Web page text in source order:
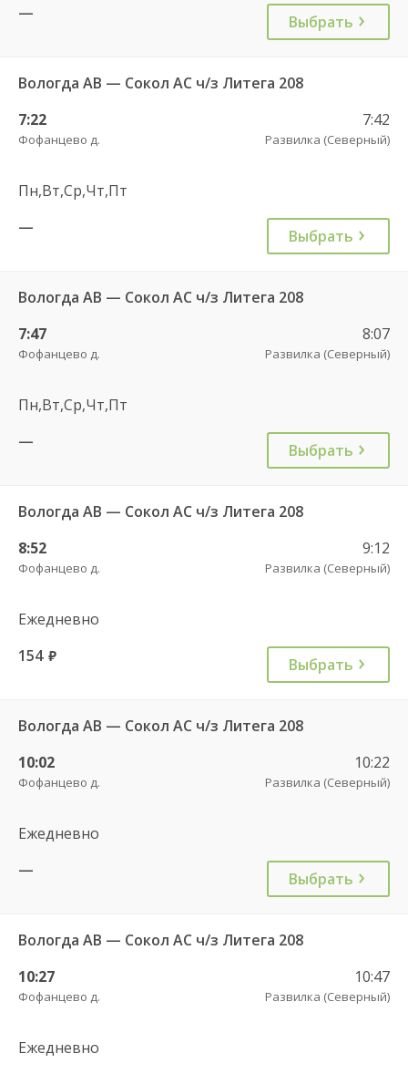
—
Выбрать
Вологда АВ — Сокол АС ч/з Литега 208
7:22
Фофанцево д.
7:42
Развилка (Северный)
Пн,Вт,Ср,Чт,Пт
—
Выбрать
Вологда АВ — Сокол АС ч/з Литега 208
7:47
Фофанцево д.
8:07
Развилка (Северный)
Пн,Вт,Ср,Чт,Пт
—
Выбрать
Вологда АВ — Сокол АС ч/з Литега 208
8:52
Фофанцево д.
9:12
Развилка (Северный)
Ежедневно
154 руб. Выбрать
Вологда АВ — Сокол АС ч/з Литега 208
10:02
Фофанцево д.
10:22
Развилка (Северный)
Ежедневно
—
Выбрать
Вологда АВ — Сокол АС ч/з Литега 208
10:27
Фофанцево д.
10:47
Развилка (Северный)
Ежедневно